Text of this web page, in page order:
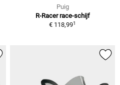
Puig
R-Racer race-schijf
€ 118,991